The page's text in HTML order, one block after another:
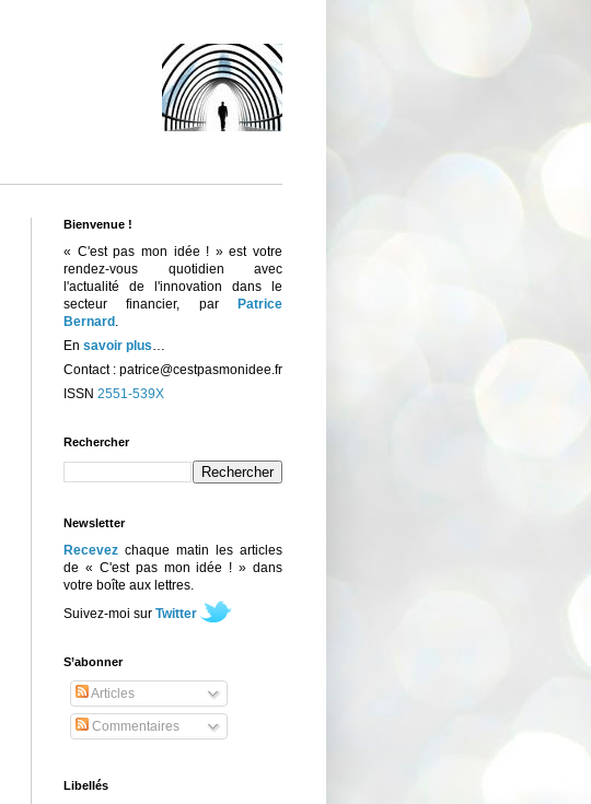
Bienvenue !
« C'est pas mon idée ! » est votre
rendez-vous quotidien avec
l'actualité de l'innovation dans le
secteur financier, par
Patrice
Bernard .
En savoir plus…
Contact : patrice@cestpasmonidee.fr
ISSN 2551-539X
Rechercher
Newsletter
Recevez chaque matin les articles
de « C'est pas mon idée ! » dans
votre boîte aux lettres.
Suivez-moi sur Twitter
S’abonner
Articles
Commentaires
Libellés